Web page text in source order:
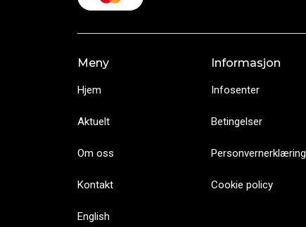
Meny
Hjem
Aktuelt
Om oss
Kontakt
English
Informasjon
Infosenter
Betingelser
Personvernerklæring
Cookie policy